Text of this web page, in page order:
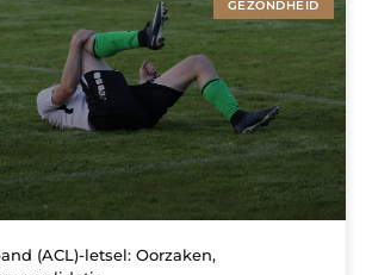
GEZONDHEID
(ACL)-letsel: Oorzaken,